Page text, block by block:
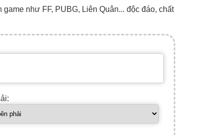
như FF, PUBG, Liên Quân... độc đáo, chất